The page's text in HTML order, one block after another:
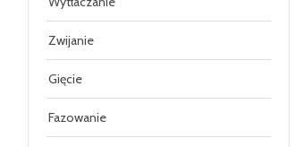
Zwijanie
Gięcie
Fazowanie